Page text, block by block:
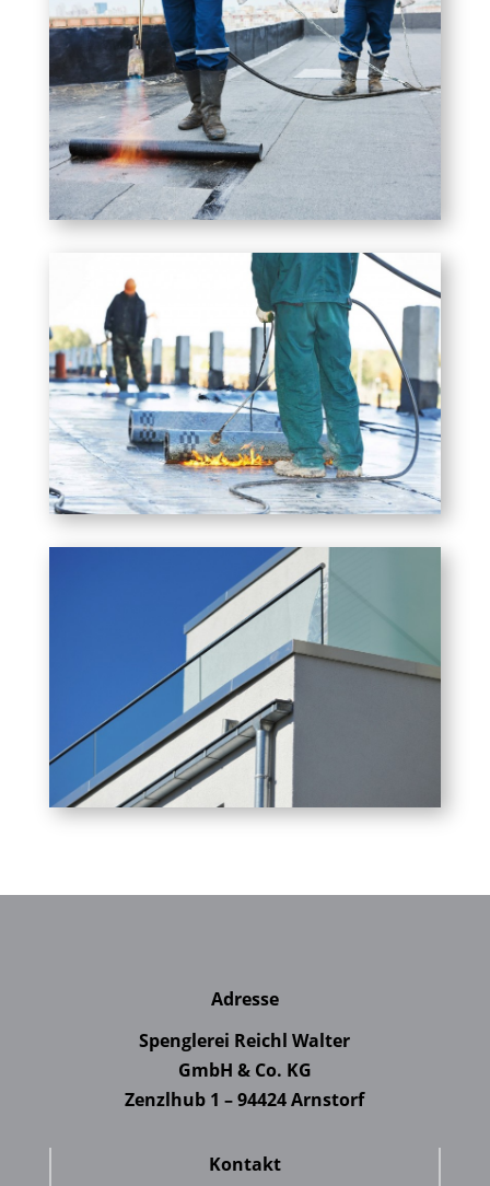
Adresse
Spenglerei Reichl Walter
GmbH & Co. KG
Zenzlhub 1 – 94424 Arnstorf
Kontakt